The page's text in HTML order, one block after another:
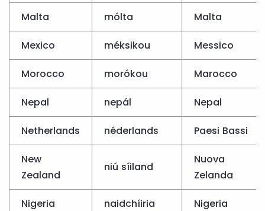
Malta mólta Malta
Mexico méksikou Messico
Morocco morókou Marocco
Nepal nepál Nepal
Netherlands néderlands Paesi Bassi
New
Zealand
niú síiland
Nuova
Zelanda
Nigeria naidchíiria Nigeria